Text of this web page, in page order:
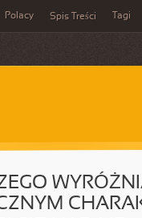
Polacy Spis Treści Tagi